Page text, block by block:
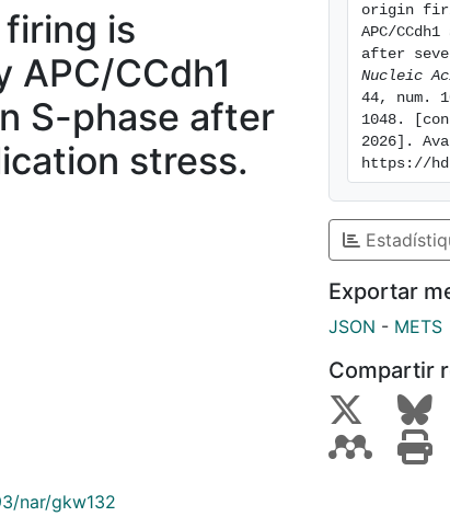
is
APC/CCdh1
S-phase after
stress.
nar/gkw132
origin
APC/
Nucleic
44, num.
1048.
2026].
https://
Exportar
JSON - METS
Compartir